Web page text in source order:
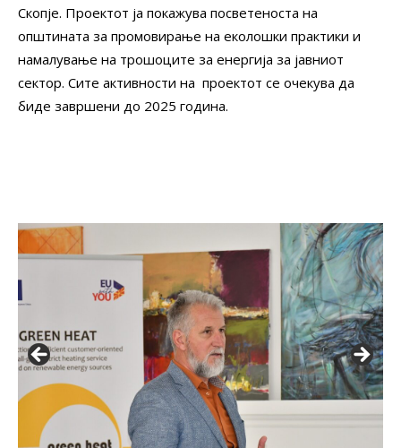
Скопје. Проектот ја покажува посветеноста на
општината за промовирање на еколошки практики и
намалување на трошоците за енергија за јавниот
сектор. Сите активности на проектот се очекува да
биде завршени до 2025 година.